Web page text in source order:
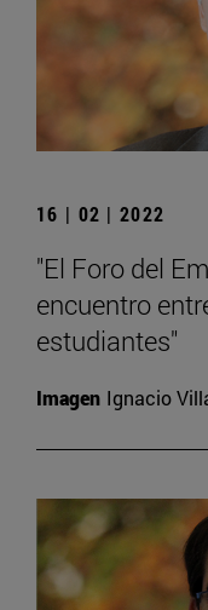
16 | 02 | 2022
"El Foro del
encuentro
estudiantes"
Imagen Ignacio